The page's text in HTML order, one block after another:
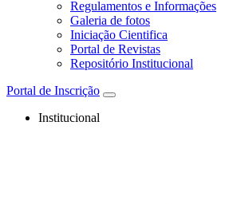
Regulamentos e Informações
Galeria de fotos
Iniciação Cientifica
Portal de Revistas
Repositório Institucional
Portal de Inscrição
Institucional